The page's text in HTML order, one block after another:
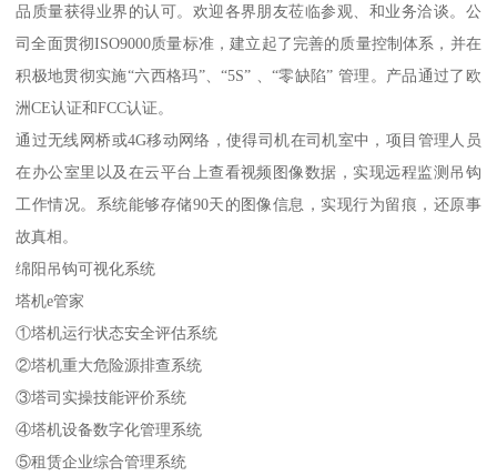
品质量获得业界的认可。欢迎各界朋友莅临参观、和业务洽谈。公
司全面贯彻ISO9000质量标准，建立起了完善的质量控制体系，并在
积极地贯彻实施“六西格玛”、“5S” 、“零缺陷” 管理。产品通过了欧
洲CE认证和FCC认证。
通过无线网桥或4G移动网络，使得司机在司机室中，项目管理人员
在办公室里以及在云平台上查看视频图像数据，实现远程监测吊钩
工作情况。系统能够存储90天的图像信息，实现行为留痕，还原事
故真相。
绵阳吊钩可视化系统
塔机e管家
①塔机运行状态安全评估系统
②塔机重大危险源排查系统
③塔司实操技能评价系统
④塔机设备数字化管理系统
⑤租赁企业综合管理系统